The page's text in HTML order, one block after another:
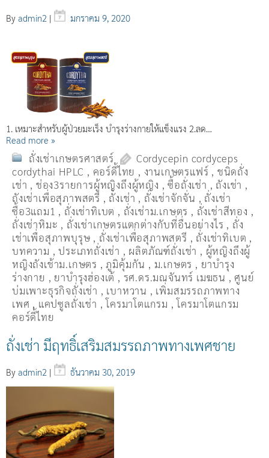
By admin2 | มกราคม 9, 2020
1. เหมาะสำหรับผู้ป่วยมะเร็ง บำรุงร่างกายให้แข็งแรง 2.ลด…
Read more »
ถั่งเช่าเกษตรศาสตร์
Cordycepin cordyceps
cordythai HPLC , คอร์ดี้ไทย , งานเกษตรแฟร์ , ชนิดถั่ง
เช่า , ช่อง3รายการผู้หญิงถึงผู้หญิง ,ซื้อถั่งเช่า , ถังเช่า ,
ถังเช่าเพื่อสุภาพสตรี , ถั่งเช่า , ถั่งเช่าจักจั่น , ถั่งเช่า
ซื้อ3แถม1 , ถั่งเช่าทิเบต , ถั่งเช่าม.เกษตร , ถั่งเช่าสีทอง ,
ถั่งเช่าหิมะ , ถั่งเช่าเกษตรแตกต่างกับที่อื่นอย่างไร , ถั่ง
เช่าเพื่อสุภาพบุรุษ , ถั่งเช่าเพื่อสุภาพสตรี , ถั่่งเช่าทิเบต ,
บทความ ,ประเภทถั่งเช่า , ผลิตภัณฑ์ถั่งเช่า , ผู้หญิงถึงผู้
หญิงถังเช้าม.เกษตร ,ภูมิคุ้มกัน , ม.เกษตร , ยาบำรุง
ร่างกาย , ยาบำรุงฮ่องเต้ , รศ.ดร.มณจันทร์ เมฆธน , ศูนย์
บ่มเพาะธุรกิจถั่งเช่า , เบาหวาน , เพิ่มสมรรถภาพทาง
เพศ , แคปซูลถั่งเช่า ,โครมาโตแกรม ,โครมาโตแกรม
คอร์ดี้ไทย
ถั่งเช่า มีฤทธิ์เสริมสมรรถภาพทางเพศชาย
By admin2 | ธันวาคม 30, 2019